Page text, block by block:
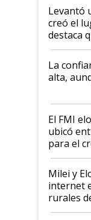
Levantó
creó el
destaca
plata a
Juan
que de
de Milei
La
alta,
El FMI
ubicó
para el
Milei y
internet
rurales
a un